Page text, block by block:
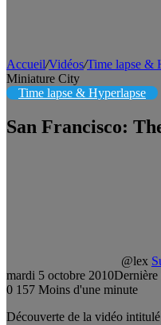
Accueil/Vidéos/Time lapse &
Miniature City
Time lapse & Hyperlapse
San Francisco:
@lex
mardi 5 octobre 2010Dernière
0 157 Moins d'une minute
Découverte de la vidéo